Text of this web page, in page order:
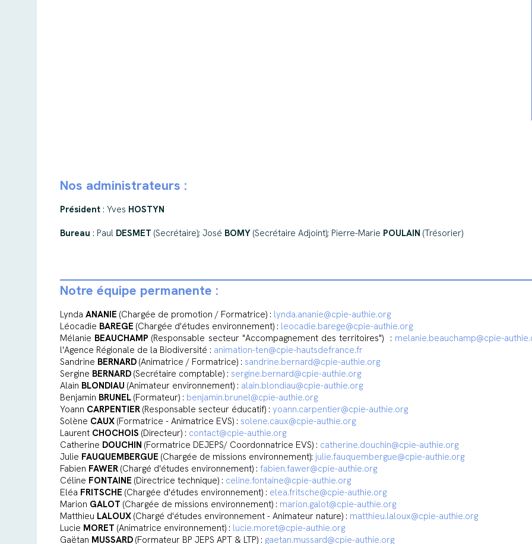
Nos administrateurs :
Président : Yves HOSTYN
Bureau : Paul DESMET (Secrétaire); José BOMY (Secrétaire Adjoint); Pierre-Marie POULAIN (Trésorier)
Notre équipe permanente :
LyndaANANIE (Chargée de promotion / Formatrice) : lynda.ananie@cpie-authie.org
Léocadie BAREGE (Chargée d'études environnement) : leocadie.barege@cpie-authie.org
Mélanie BEAUCHAMP (Responsable secteur "Accompagnement des territoires") : melanie.beauchamp@cpie-
l'Agence Régionale de la Biodiversité : animation-ten@cpie-hautsdefrance.fr
Sandrine BERNARD (Animatrice / Formatrice) :sandrine.bernard@cpie-authie.org
Sergine BERNARD (Secrétaire comptable) :sergine.bernard@cpie-authie.org
Alain BLONDIAU (Animateur environnement) : alain.blondiau@cpie-authie.org
Benjamin BRUNEL (Formateur) : benjamin.brunel@cpie-authie.org
Yoann CARPENTIER (Responsable secteur éducatif) :yoann.carpentier@cpie-authie.org
Solène CAUX (Formatrice - Animatrice EVS) :solene.caux@cpie-authie.org
Laurent CHOCHOIS (Directeur) : contact@cpie-authie.org
Catherine DOUCHIN (Formatrice DEJEPS/ Coordonnatrice EVS) : catherine.douchin@cpie-authie.org
Julie FAUQUEMBERGUE (Chargée de missions environnement): julie.fauquembergue@cpie-authie.org
Fabien FAWER (Chargé d'études environnement) :fabien.fawer@cpie-authie.org
Céline FONTAINE (Directrice technique) : celine.fontaine@cpie-authie.org
Eléa FRITSCHE (Chargée d'études environnement) : elea.fritsche@cpie-authie.org
Marion GALOT (Chargée de missions environnement) : marion.galot@cpie-authie.org
Matthieu LALOUX (Chargé d'études environnement - Animateur nature) : matthieu.laloux@cpie-authie.org
Lucie MORET (Animatrice environnement) : lucie.moret@cpie-authie.org
Gaëtan MUSSARD (Formateur BP JEPS APT & LTP) : gaetan.mussard@cpie-authie.org